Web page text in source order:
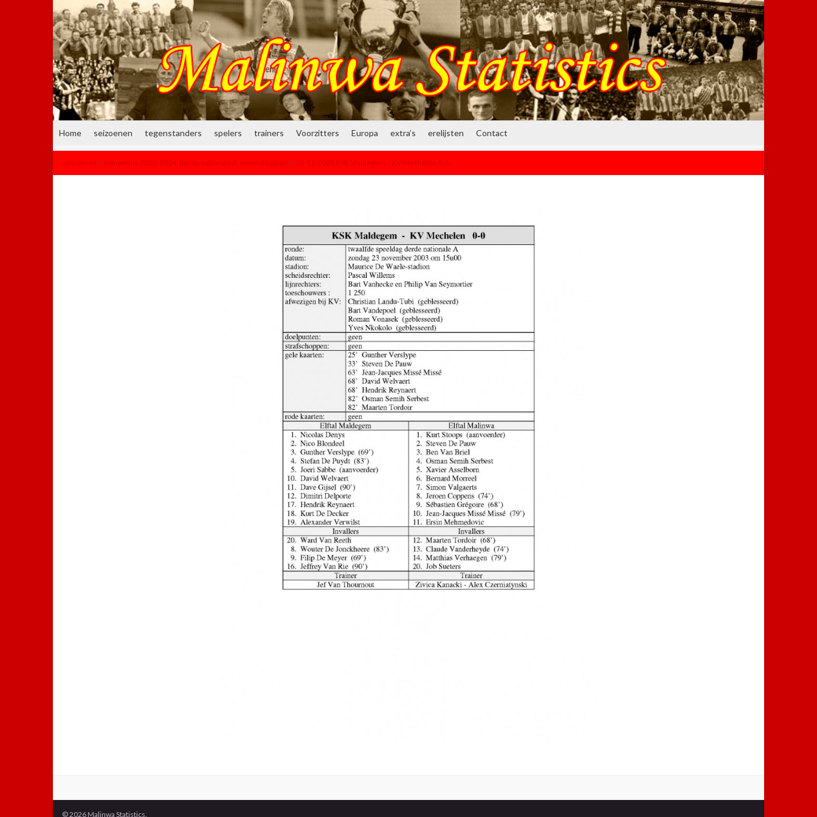
Home seizoenen tegenstanders spelers trainers Voorzitters Europa extra’s erelijsten Contact
seizoenen > competitie 2003-2004: derde nationale A, zevende plaats > 23-11-2003 KSK Maldegem – KV Mechelen 0-0
© 2026 Malinwa Statistics.